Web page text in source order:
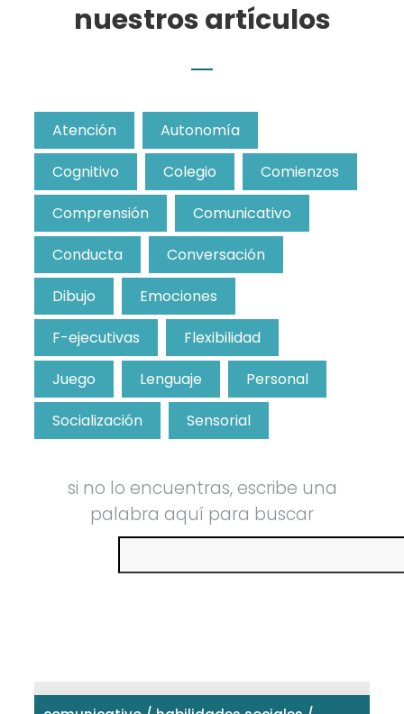
nuestros artículos
Atención
Autonomía
Cognitivo
Colegio
Comienzos
Comprensión
Comunicativo
Conducta
Conversación
Dibujo
Emociones
F-ejecutivas
Flexibilidad
Juego
Lenguaje
Personal
Socialización
Sensorial
si no lo encuentras, escribe una
palabra aquí para buscar